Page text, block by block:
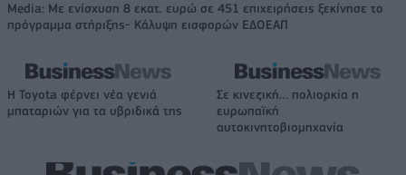
Media: Με ενίσχυση 8 εκατ. ευρώ σε 451 επιχειρήσεις ξεκίνησε το
πρόγραμμα στήριξης- Κάλυψη εισφορών ΕΔΟΕΑΠ
Η Toyota φέρνει νέα γενιά
μπαταριών για τα υβριδικά της
Σε κινεζική… πολιορκία η
ευρωπαϊκή
αυτοκινητοβιομηχανία